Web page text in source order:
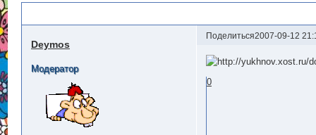
Поделиться2007-09-12
Deymos
Модератор
0